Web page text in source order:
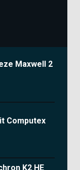
Maxwell 2
Computex
K2 HE